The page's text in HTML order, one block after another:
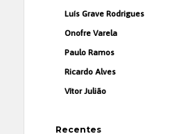
Luís Grave Rodrigues
Onofre Varela
Paulo Ramos
Ricardo Alves
Vítor Julião
Recentes